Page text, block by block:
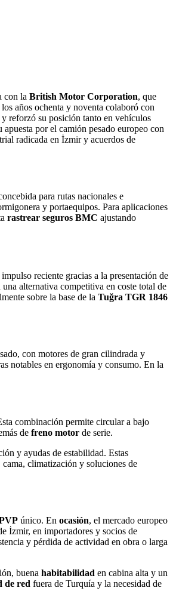
con la British Motor Corporation, que
años ochenta y noventa colaboró con
reforzó su posición tanto en vehículos
por el camión pesado europeo con
radicada en İzmir y acuerdos de
para rutas nacionales e
y portaequipos. Para aplicaciones
rastrear seguros BMC ajustando
reciente gracias a la presentación de
alternativa competitiva en coste total de
sobre la base de la Tuğra TGR 1846
con motores de gran cilindrada y
notables en ergonomía y consumo. En la
combinación permite circular a bajo
de freno motor de serie.
y ayudas de estabilidad. Estas
cama, climatización y soluciones de
único. En ocasión, el mercado europeo
İzmir, en importadores y socios de
y pérdida de actividad en obra o larga
buena habitabilidad en cabina alta y un
de red fuera de Turquía y la necesidad de